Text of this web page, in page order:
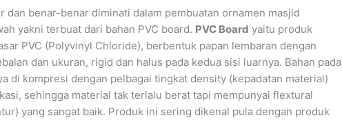
dan benar-benar diminati dalam pembuatan ornamen masjid
yakni terbuat dari bahan PVC board. PVC Board yaitu produk
PVC (Polyvinyl Chloride), berbentuk papan lembaran dengan
dan ukuran, rigid dan halus pada kedua sisi luarnya. Bahan pada
di kompresi dengan pelbagai tingkat density (kepadatan material)
sehingga material tak terlalu berat tapi mempunyai flextural
yang sangat baik. Produk ini sering dikenal pula dengan produk